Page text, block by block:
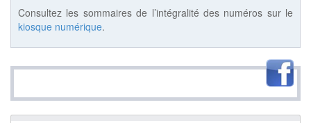
Consultez les sommaires de l’intégralité des numéros sur le
kiosque numérique.